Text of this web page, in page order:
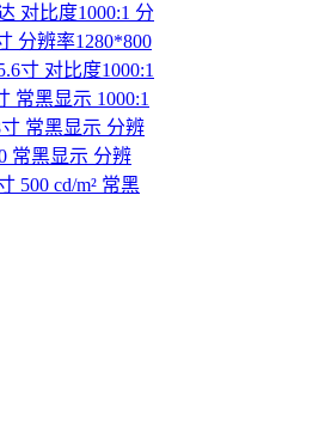
对比度1000:1 分
分辨率1280*800
寸 对比度1000:1
常黑显示 1000:1
常黑显示 分辨
常黑显示 分辨
500 cd/m² 常黑